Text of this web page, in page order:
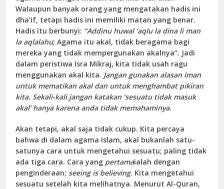
Walaupun banyak orang yang mengatakan hadis ini
dha’if, tetapi hadis ini memiliki matan yang benar.
Hadis itu berbunyi: “Addinu huwal ‘aqlu la dinali man
la aqlalahu; Agama itu akal, tidak beragama bagi
mereka yang tidak mempergunakan akalnya”. Jadi
dalam peristiwa Isra Mikraj, kita tidak usah ragu
menggunakan akal kita. Jangan gunakan alasan iman
untuk mematikan akal dan untuk menghambat pikiran
kita. Sekali-kali jangan katakan ‘sesuatu tidak masuk
akal’ hanya karena anda tidak memahaminya.
Akan tetapi, akal saja tidak cukup. Kita percaya
bahwa di dalam agama Islam, akal bukanlah satu-
satunya cara untuk mengetahui sesuatu; paling tidak
ada tiga cara. Cara yang pertamaialah dengan
penginderaan; seeing is believing. Kita mengetahui
sesuatu setelah kita melihatnya. Menurut Al-Quran,